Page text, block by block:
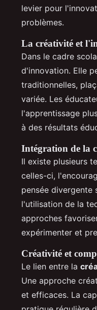
levier pour
problèmes.
La créativité et
Dans le cadre
d'innovation. Elle
traditionnelles,
variée. Les
l'apprentissage
à des résultats
Intégration de la
Il existe plusieurs
celles-ci,
pensée divergente
l'utilisation de la
approches
expérimenter et
Créativité et
Le lien entre la
Une approche
et efficaces. La